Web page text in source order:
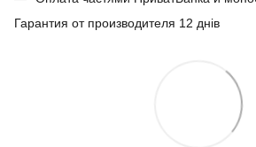
Гарантия от производителя 12 днів